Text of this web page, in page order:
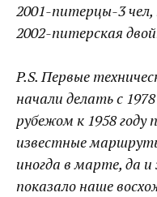
2001-питерцы-3 чел,
2002-питерская
P.S. Первые
начали делать с
рубежом к 1958 году
известные
иногда в марте, да
показало наше